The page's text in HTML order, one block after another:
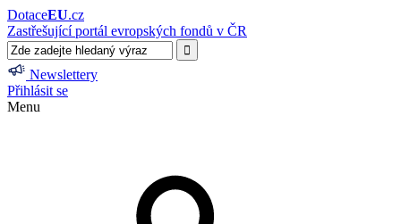
DotaceEU.cz
Zastřešující portál evropských fondů v ČR
Newslettery
Přihlásit se
Menu